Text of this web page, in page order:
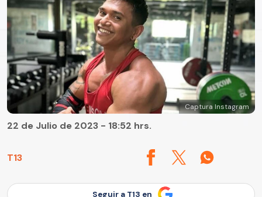
Captura Instagram
T13
22 de Julio de 2023 - 18:52 hrs.
Seguir a T13 en